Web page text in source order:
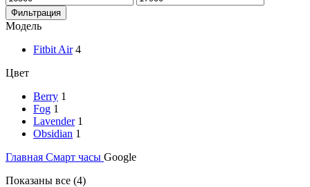
Фильтрация
Модель
Fitbit Air 4
Цвет
Berry 1
Fog 1
Lavender 1
Obsidian 1
Главная Смарт часы Google
Показаны все (4)